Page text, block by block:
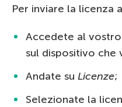
Per inviare la licenza
Accedete al
sul dispositivo
Andate su Licenze;
Selezionate la